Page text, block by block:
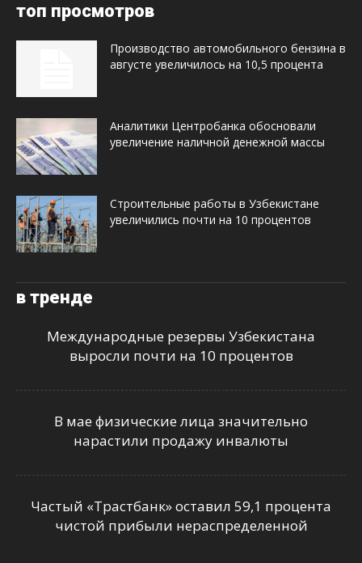
топ просмотров
Производство автомобильного бензина в
августе увеличилось на 10,5 процента
Аналитики Центробанка обосновали
увеличение наличной денежной массы
Строительные работы в Узбекистане
увеличились почти на 10 процентов
в тренде
Международные резервы Узбекистана
выросли почти на 10 процентов
В мае физические лица значительно
нарастили продажу инвалюты
Частый «Трастбанк» оставил 59,1 процента
чистой прибыли нераспределенной